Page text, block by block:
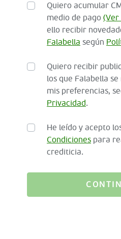
Quiero acumular
medio de pago (Ver
ello recibir
Falabella según
Quiero recibir
los que Falabella
mis preferencias,
Privacidad.
He leído y acepto
Condiciones para
crediticia.